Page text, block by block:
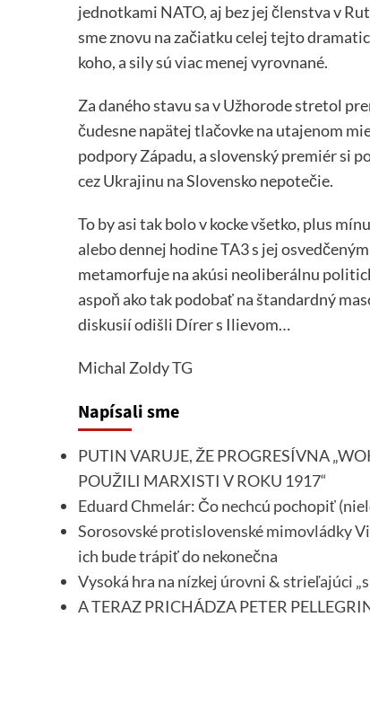
jednotkami NATO, aj bez jej členstva v
sme znovu na začiatku celej tejto
koho, a sily sú viac menej vyrovnané.
Za daného stavu sa v Užhorode stretol
čudesne napätej tlačovke na utajenom
podpory Západu, a slovenský premiér si
cez Ukrajinu na Slovensko nepotečie.
To by asi tak bolo v kocke všetko, plus
alebo dennej hodine TA3 s jej
metamorfuje na akúsi neoliberálnu
aspoň ako tak podobať na štandardný
diskusií odišli Dírer s Ilievom…
Michal ZoldyTG
Napísali sme
PUTIN VARUJE, ŽE PROGRESÍVNA
POUŽILI MARXISTI V ROKU 1917“
Eduard Chmelár: Čo nechcú pochopiť
Sorosovské protislovenské mimovládky
ich bude trápiť do nekonečna
Vysoká hra na nízkej úrovni & strieľajúci
A TERAZ PRICHÁDZA PETER